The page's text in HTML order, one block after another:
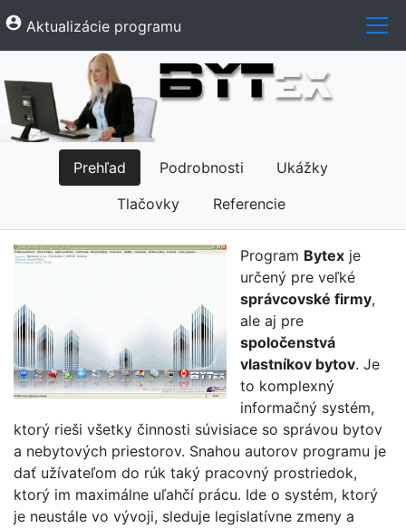
account_circle Aktualizácie programu
Prehľad Podrobnosti
Ukážky
Tlačovky
Referencie
Program Bytex je
určený pre veľké
správcovské firmy,
ale aj pre
spoločenstvá
vlastníkov bytov. Je
to komplexný
informačný systém,
ktorý rieši všetky činnosti súvisiace so správou bytov
a nebytových priestorov. Snahou autorov programu je
dať užívateľom do rúk taký pracovný prostriedok,
ktorý im maximálne uľahčí prácu. Ide o systém, ktorý
je neustále vo vývoji, sleduje legislatívne zmeny a